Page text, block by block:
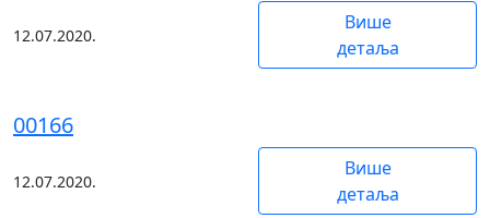
12.07.2020.
Више
детаља
00166
12.07.2020.
Више
детаља